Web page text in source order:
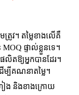
រូវ។ តម្លៃខាងលើគឺ
ផ្ទាល់ខ្លួនទេ។
លិតឱ្យអ្នកបានដែរ។
ម្បីគណនាតម្លៃ។
ៀង និងខាងក្រោយ